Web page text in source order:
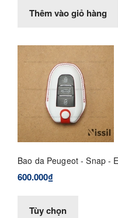
Thêm vào giỏ hàng
Bao da Peugeot - Snap -
600.000₫
Tùy chọn